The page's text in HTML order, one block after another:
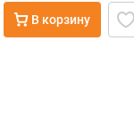
В корзину